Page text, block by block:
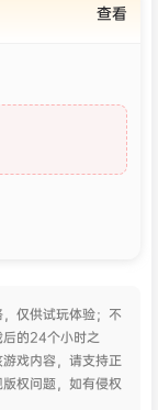
查看
仅供试玩体验；不
的24个小时之
戏内容，请支持正
权问题，如有侵权